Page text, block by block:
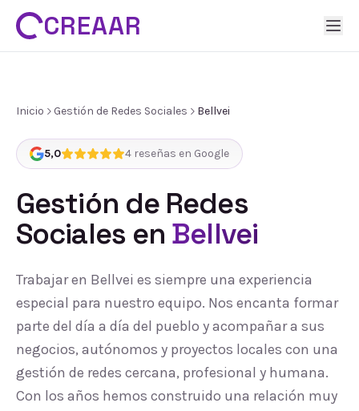
CREAAR
Inicio Gestión de Redes Sociales Bellvei
5,0 4 reseñas en Google
Gestión de Redes
Sociales en Bellvei
Trabajar en Bellvei es siempre una experiencia
especial para nuestro equipo. Nos encanta formar
parte del día a día del pueblo y acompañar a sus
negocios, autónomos y proyectos locales con una
gestión de redes cercana, profesional y humana.
Con los años hemos construido una relación muy